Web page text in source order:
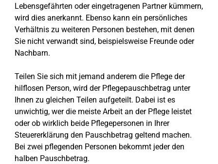
Lebensgefährten oder eingetragenen Partner kümmern,
wird dies anerkannt. Ebenso kann ein persönliches
Verhältnis zu weiteren Personen bestehen, mit denen
Sie nicht verwandt sind, beispielsweise Freunde oder
Nachbarn.
Teilen Sie sich mit jemand anderem die Pflege der
hilflosen Person, wird der Pflegepauschbetrag unter
Ihnen zu gleichen Teilen aufgeteilt. Dabei ist es
unwichtig, wer die meiste Arbeit an der Pflege leistet
oder ob wirklich beide Pflegepersonen in Ihrer
Steuererklärung den Pauschbetrag geltend machen.
Bei zwei pflegenden Personen bekommt jeder den
halben Pauschbetrag.